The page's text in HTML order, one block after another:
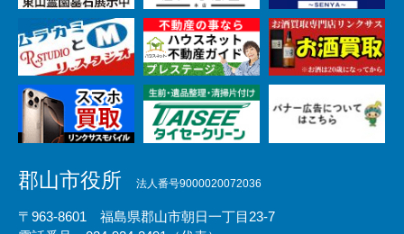
郡山市役所 法人番号9000020072036
〒963-8601 福島県郡山市朝日一丁目23-7